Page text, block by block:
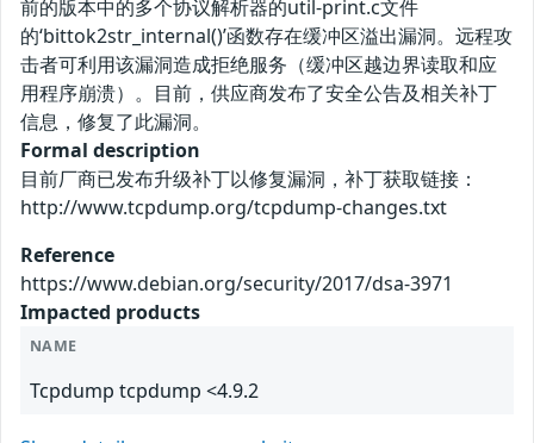
前的版本中的多个协议解析器的util-print.c文件
的‘bittok2str_internal()’函数存在缓冲区溢出漏洞。远程攻
击者可利用该漏洞造成拒绝服务（缓冲区越边界读取和应
用程序崩溃）。目前，供应商发布了安全公告及相关补丁
信息，修复了此漏洞。
Formal description
目前厂商已发布升级补丁以修复漏洞，补丁获取链接：
http://www.tcpdump.org/tcpdump-changes.txt
Reference
https://www.debian.org/security/2017/dsa-3971
Impacted products
NAME
Tcpdump tcpdump <4.9.2